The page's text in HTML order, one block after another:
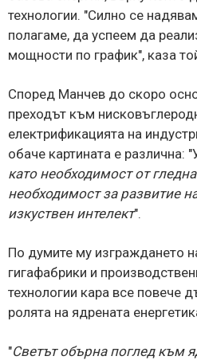
технологии. "Силно се
полагаме, да успеем да
мощности по график", каза
Според Манчев до скоро
преходът към
електрификацията на
обаче картината е различна:
като необходимост от
необходимост за развитие
изкуствен интелект".
По думите му изграждането
гигафабрики и
технологии кара все повече
ролята на ядрената
"Светът обърна поглед към